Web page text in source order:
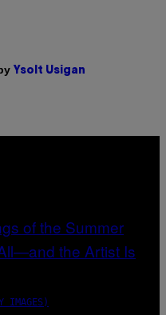
Ysolt Usigan
IMAGES)